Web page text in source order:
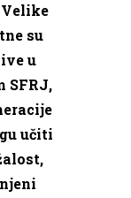
su
u
SFRJ,
učiti